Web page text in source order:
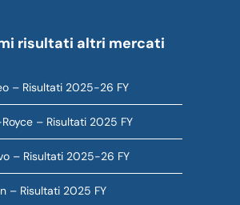
risultati altri mercati
– Risultati 2025-26 FY
– Risultati 2025 FY
– Risultati 2025-26 FY
– Risultati 2025 FY